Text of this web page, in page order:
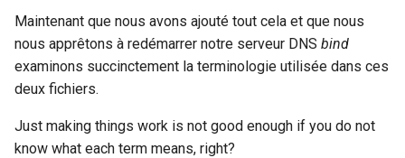
Maintenant que nous avons ajouté tout cela et que nous
nous apprêtons à redémarrer notre serveur DNS bind
examinons succinctement la terminologie utilisée dans ces
deux fichiers.
Just making things work is not good enough if you do not
know what each term means, right?